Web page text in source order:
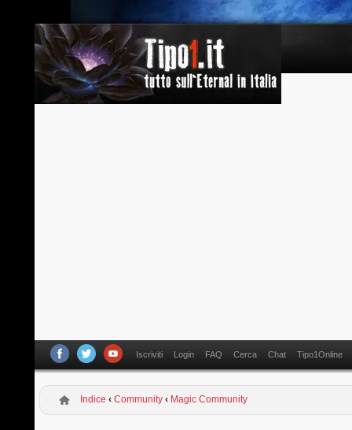
Iscriviti Login FAQ Cerca Chat Tipo1Online
Indice ‹ Community ‹ Magic Community